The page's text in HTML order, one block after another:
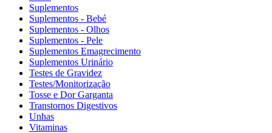
Suplementos
Suplementos - Bebé
Suplementos - Olhos
Suplementos - Pele
Suplementos Emagrecimento
Suplementos Urinário
Testes de Gravidez
Testes/Monitorização
Tosse e Dor Garganta
Transtornos Digestivos
Unhas
Vitaminas